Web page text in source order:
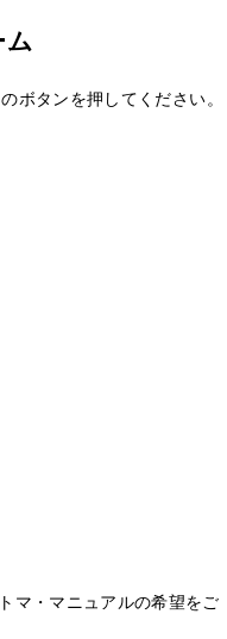
ム
のボタンを押してください。
マ・マニュアルの希望をご